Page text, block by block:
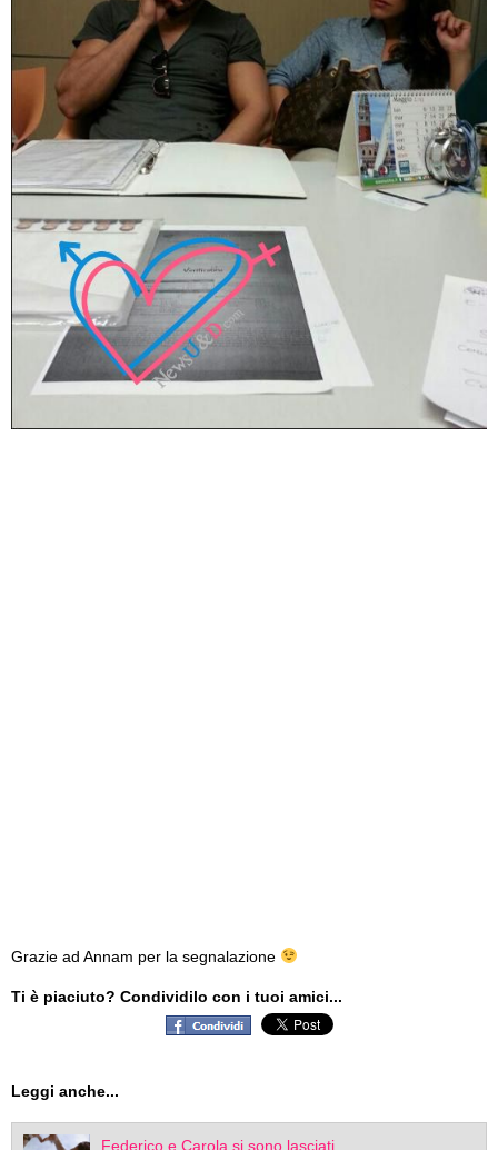
Grazie ad Annam per la segnalazione
Ti è piaciuto? Condividilo con i tuoi amici...
Leggi anche...
Federico e Carola si sono lasciati